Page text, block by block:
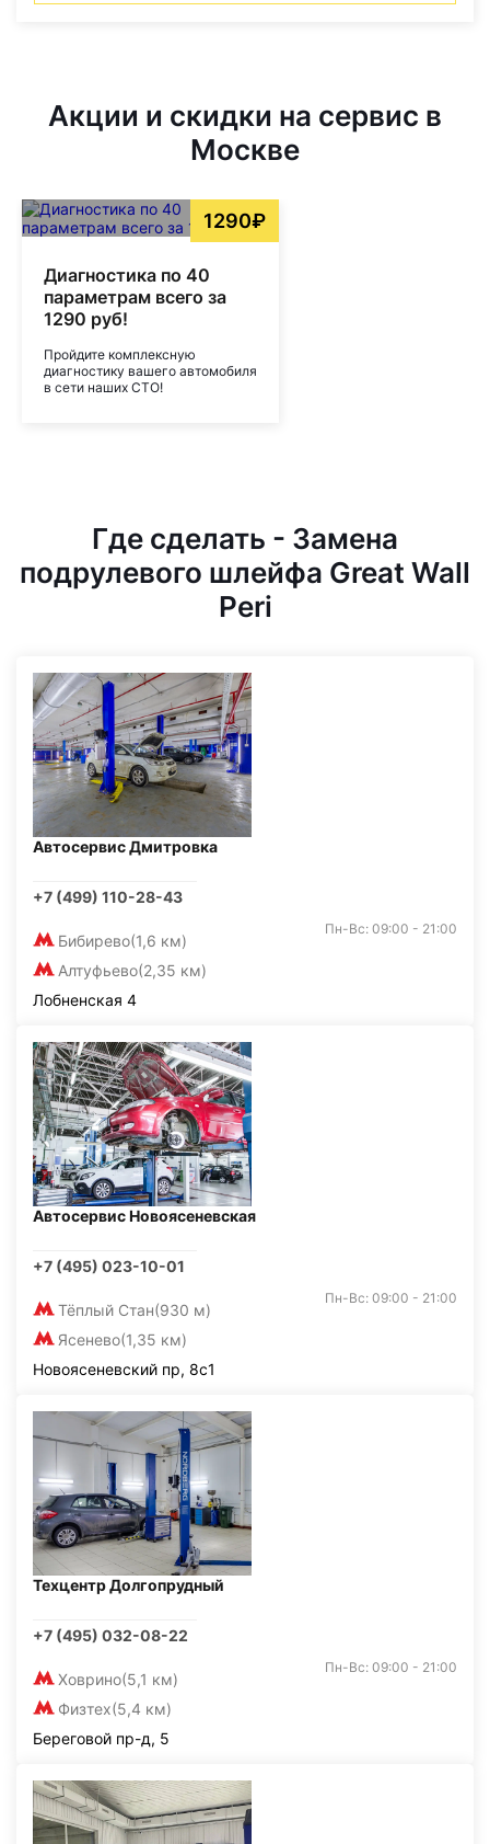
Акции и скидки на сервис в
Москве
1290₽
Диагностика по 40
параметрам всего за
1290 руб!
Пройдите комплексную
диагностику вашего автомобиля
в сети наших СТО!
Где сделать - Замена
подрулевого шлейфа Great Wall
Peri
Автосервис Дмитровка
+7 (499) 110-28-43
Бибирево(1,6 км)
Алтуфьево(2,35 км)
Пн-Вс: 09:00 - 21:00
Лобненская 4
Автосервис Новоясеневская
+7 (495) 023-10-01
Тёплый Стан(930 м)
Ясенево(1,35 км)
Пн-Вс: 09:00 - 21:00
Новоясеневский пр, 8с1
Техцентр Долгопрудный
+7 (495) 032-08-22
Ховрино(5,1 км)
Физтех(5,4 км)
Пн-Вс: 09:00 - 21:00
Береговой пр-д, 5